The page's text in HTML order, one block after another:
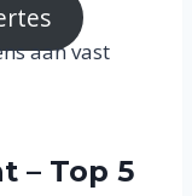
aan vast
– Top 5